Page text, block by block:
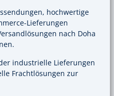
hochwertige
Lieferungen
nach Doha
industrielle Lieferungen
Frachtlösungen zur